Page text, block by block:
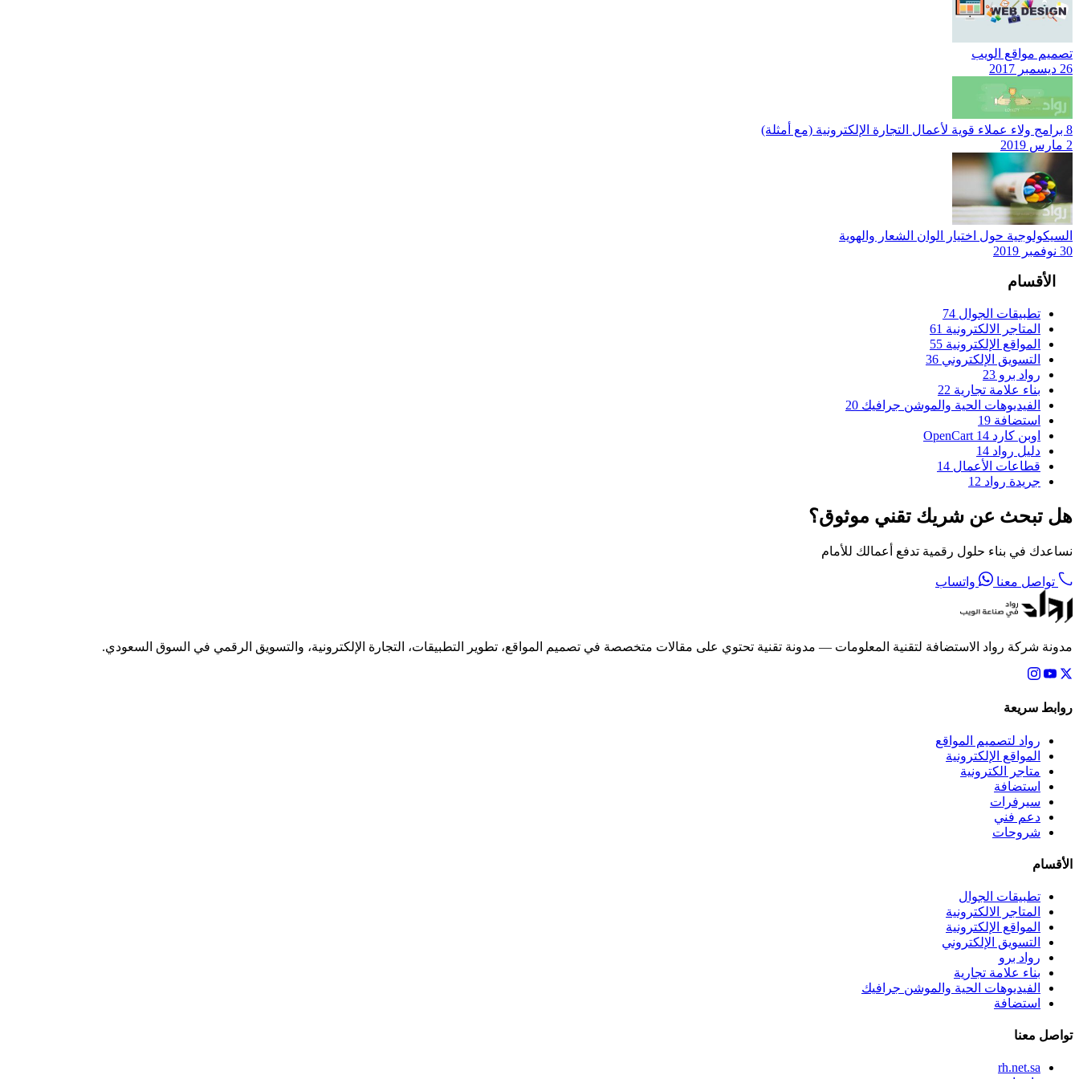
تصميم مواقع الويب
26 ديسمبر 2017
8 برامج ولاء عملاء قوية لأعمال التجارة الإلكترونية (مع أمثلة)
2 مارس 2019
السيكولوجية حول اختيار الوان الشعار والهوية
30 نوفمبر 2019
الأقسام
تطبيقات الجوال 74
المتاجر الالكترونية 61
المواقع الإلكترونية 55
التسويق الإلكتروني 36
رواد برو 23
بناء علامة تجارية 22
الفيديوهات الحية والموشن جرافيك 20
استضافة 19
اوبن كارد OpenCart 14
دليل رواد 14
قطاعات الأعمال 14
جريدة رواد 12
هل تبحث عن شريك تقني موثوق؟
نساعدك في بناء حلول رقمية تدفع أعمالك للأمام
تواصل معنا واتساب
مدونة شركة رواد الاستضافة لتقنية المعلومات — مدونة تقنية تحتوي على مقالات متخصصة في تصميم المواقع، تطوير التطبيقات، التجارة الإلكترونية، والتسويق الرقمي في السوق السعودي.
روابط سريعة
رواد لتصميم المواقع
المواقع الإلكترونية
متاجر الكترونية
استضافة
سيرفرات
دعم فني
شروحات
الأقسام
تطبيقات الجوال
المتاجر الالكترونية
المواقع الإلكترونية
التسويق الإلكتروني
رواد برو
بناء علامة تجارية
الفيديوهات الحية والموشن جرافيك
استضافة
تواصل معنا
rh.net.sa